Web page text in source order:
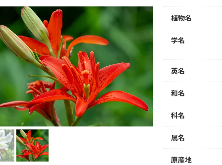
植物名
学名
英名
和名
科名
属名
原産地